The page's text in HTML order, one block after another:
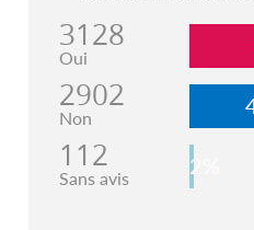
3128
Oui
2902
Non
112
Sans avis 2%